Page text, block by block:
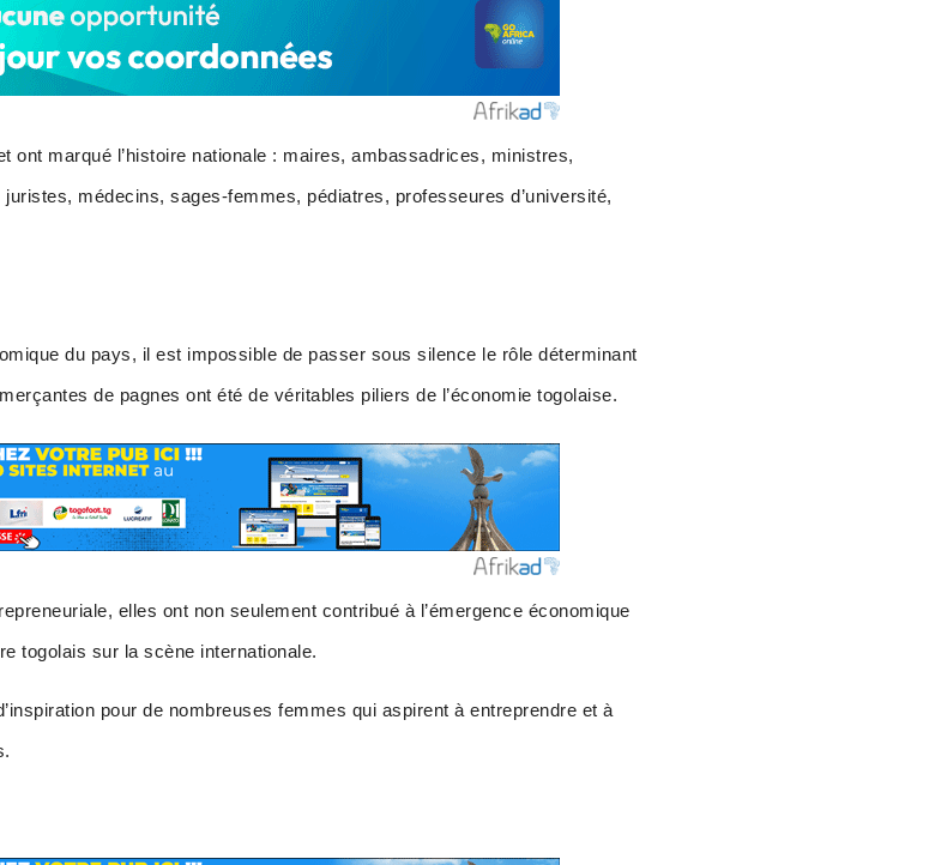
ont marqué l’histoire nationale : maires, ambassadrices, ministres,
médecins, sages-femmes, pédiatres, professeures d’université,
du pays, il est impossible de passer sous silence le rôle déterminant
de pagnes ont été de véritables piliers de l’économie togolaise.
elles ont non seulement contribué à l’émergence économique
togolais sur la scène internationale.
pour de nombreuses femmes qui aspirent à entreprendre et à